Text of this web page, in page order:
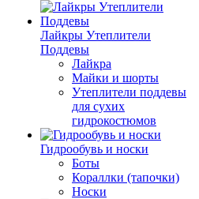
Лайкры Утеплители
Поддевы
Лайкра
Майки и шорты
Утеплители поддевы
для сухих
гидрокостюмов
Гидрообувь и носки
Боты
Кораллки (тапочки)
Носки